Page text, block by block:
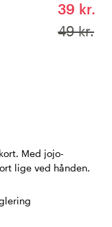
39 kr.
49 kr.
Med jojo-
lige ved hånden.